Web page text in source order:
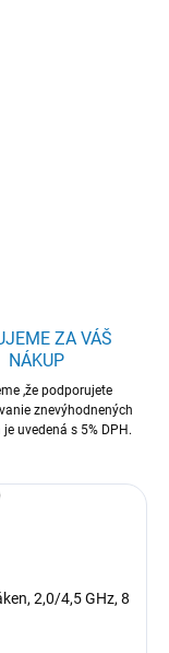
ZA VÁŠ
NÁKUP
,že podporujete
znevýhodnených
je uvedená s 5% DPH.
2,0/4,5 GHz, 8